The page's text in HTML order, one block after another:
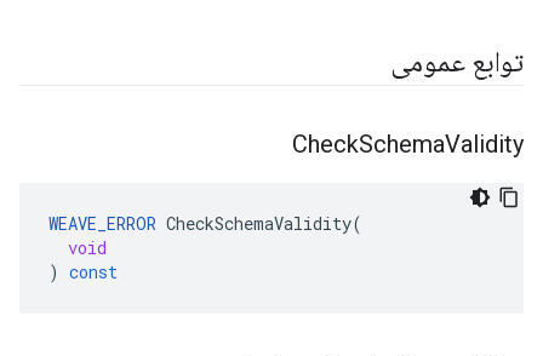
توابع عمومی
CheckSchemaValidity
WEAVE_ERROR CheckSchemaValidity(
void
) const